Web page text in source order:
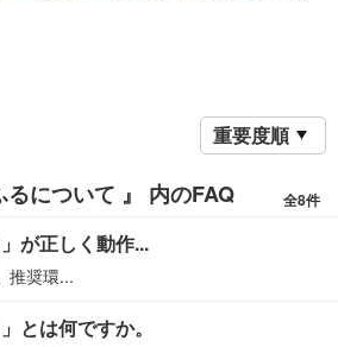
重要度順
るについて 』 内のFAQ 全8件
が正しく動作...
推奨環...
とは何ですか。